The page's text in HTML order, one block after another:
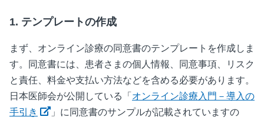
1. テンプレートの作成
まず、オンライン診療の同意書のテンプレートを作成しま
す。同意書には、患者さまの個人情報、同意事項、リスク
と責任、料金や支払い方法などを含める必要があります。
日本医師会が公開している「 オンライン診療入門－導入の
手引き
新しいウィンドウで開く
」に同意書のサンプルが記載されていますの